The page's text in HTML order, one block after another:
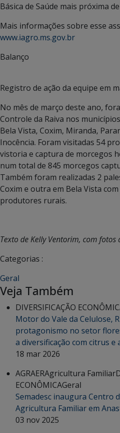
Básica de Saúde mais próxima
Mais informações sobre esse
www.iagro.ms.gov.br
Balanço
Registro de ação da equipe em
No mês de março deste ano,
Controle da Raiva nos
Bela Vista, Coxim, Miranda,
Inocência. Foram visitadas 54
vistoria e captura de morcegos
num total de 845 morcegos
Também foram realizadas 2
Coxim e outra em Bela Vista
produtores rurais.
Texto de Kelly Ventorim, com
Categorias :
Geral
Veja Também
DIVERSIFICAÇÃO
Motor do Vale da Celulose,
protagonismo no setor
a diversificação com citrus e
18 mar 2026
AGRAERAgricultura Familiar
ECONÔMICAGeral
Semadesc inaugura Centro
Agricultura Familiar em
03 nov 2025